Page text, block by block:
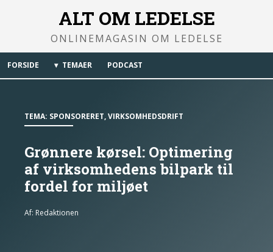
ALT OM LEDELSE
ONLINEMAGASIN OM LEDELSE
FORSIDE TEMAER PODCAST
TEMA: SPONSORERET,VIRKSOMHEDSDRIFT
Grønnere kørsel: Optimering
af virksomhedens bilpark til
fordel for miljøet
Af: Redaktionen